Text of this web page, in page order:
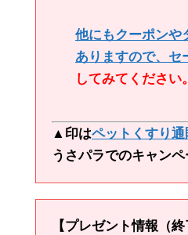
他にもクーポンや
ありますので、 セ
してみてください。
▲印はペットくすり通
うさパラでのキャンペ
【プレゼント情報（終